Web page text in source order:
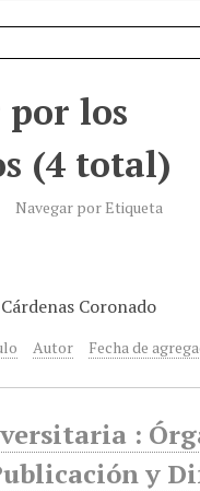
por los
(4 total)
Navegar por Etiqueta
Coronado
Autor Fecha de
:
y